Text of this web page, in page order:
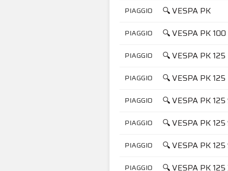
PIAGGIO 🔍 VESPA PK
PIAGGIO 🔍 VESPA PK 100
PIAGGIO 🔍 VESPA PK 125
PIAGGIO 🔍 VESPA PK 125
PIAGGIO 🔍 VESPA PK 125
PIAGGIO 🔍 VESPA PK
PIAGGIO 🔍 VESPA PK
PIAGGIO 🔍 VESPA PK